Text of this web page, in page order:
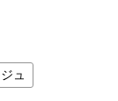
ュ